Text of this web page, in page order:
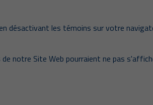
désactivant les témoins sur votre
notre Site Web pourraient ne pas